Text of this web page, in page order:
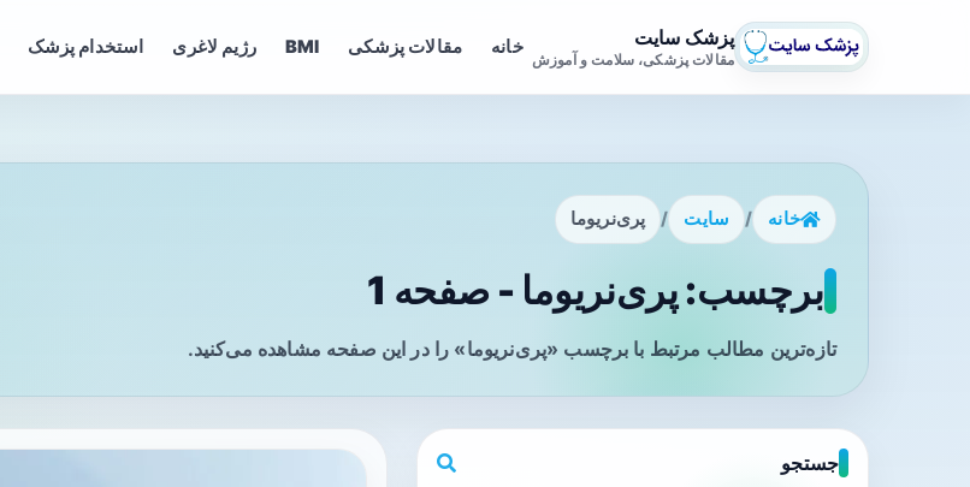
پزشک سایت
مقالات پزشکی، سلامت و آموزش
خانه مقالات پزشکی BMI رژیم لاغری استخدام پزشک
خانه / سایت / پری‌نریوما
برچسب: پری‌نریوما - صفحه 1
تازه‌ترین مطالب مرتبط با برچسب «پری‌نریوما» را در این صفحه مشاهده می‌کنید.
جستجو